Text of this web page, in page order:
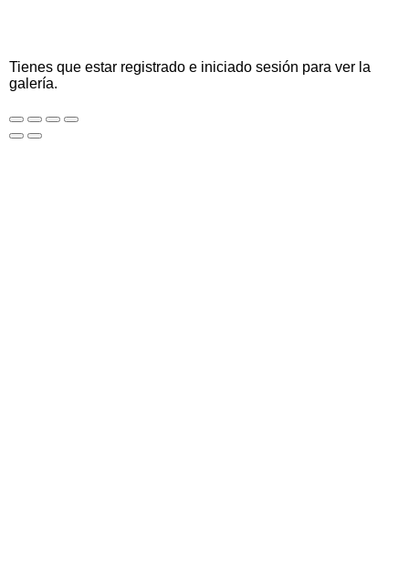
Tienes que estar registrado e iniciado sesión para ver la
galería.